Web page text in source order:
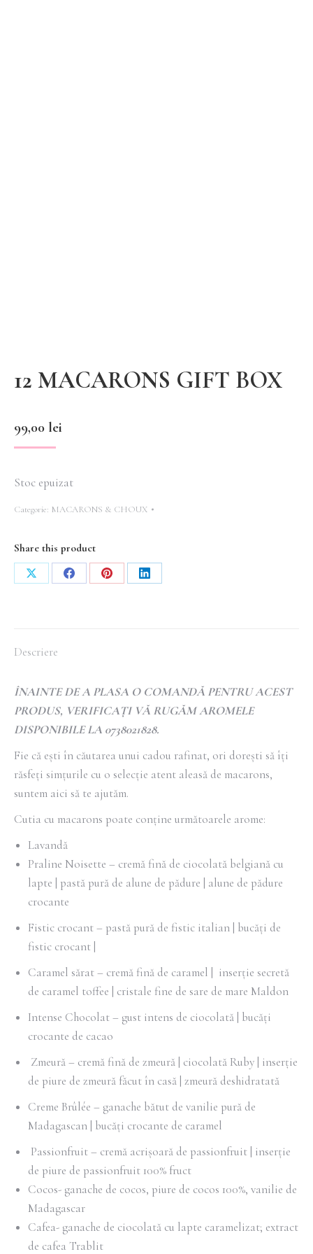
12 MACARONS GIFT BOX
99,00 lei
Stoc epuizat
Categorie: MACARONS & CHOUX
Share this product
Share
Share
Share
Share
Descriere
ÎNAINTE DE A PLASA O COMANDĂ PENTRU ACEST
PRODUS, VERIFICAȚI VĂ RUGĂM AROMELE
DISPONIBILE LA 0738021828.
Fie că ești în căutarea unui cadou rafinat, ori dorești să îți
răsfeți simțurile cu o selecție atent aleasă de macarons,
suntem aici să te ajutăm.
Cutia cu macarons poate conține următoarele arome:
Lavandă
Praline Noisette – cremă fină de ciocolată belgiană cu
lapte | pastă pură de alune de pădure | alune de pădure
crocante
Fistic crocant – pastă pură de fistic italian | bucăți de
fistic crocant |
Caramel sărat – cremă fină de caramel | inserție secretă
de caramel toffee | cristale fine de sare de mare Maldon
Intense Chocolat – gust intens de ciocolată | bucăți
crocante de cacao
Zmeură – cremă fină de zmeură | ciocolată Ruby | inserție
de piure de zmeură făcut în casă | zmeură deshidratată
Creme Brûlée – ganache bătut de vanilie pură de
Madagascan | bucăți crocante de caramel
Passionfruit – cremă acrișoară de passionfruit | inserție
de piure de passionfruit 100% fruct
Cocos- ganache de cocos, piure de cocos 100%, vanilie de
Madagascar
Cafea- ganache de ciocolată cu lapte caramelizat; extract
de cafea Trablit